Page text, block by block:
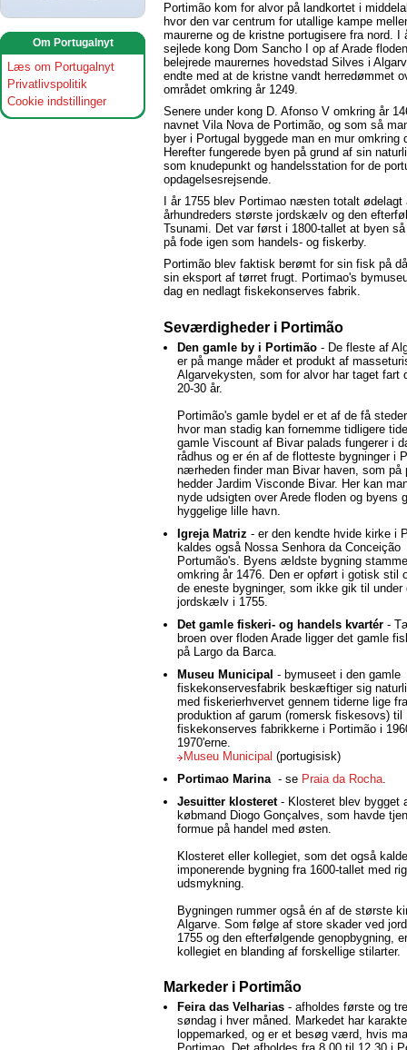
Om Portugalnyt
Læs om Portugalnyt
Privatlivspolitik
Cookie indstillinger
Portimão kom for alvor på landkortet i
hvor den var centrum for utallige kampe
maurerne og de kristne portugisere fra nord. I
sejlede kong Dom Sancho I op af Arade
belejrede maurernes hovedstad Silves i
endte med at de kristne vandt herredømmet
området omkring år 1249.
Senere under kong D. Afonso V omkring år
navnet Vila Nova de Portimão, og som så
byer i Portugal byggede man en mur omkring
Herefter fungerede byen på grund af sin
som knudepunkt og handelsstation for de
opdagelsesrejsende.
I år 1755 blev Portimao næsten totalt ødelagt
århundreders største jordskælv og den
Tsunami. Det var først i 1800-tallet at byen
på fode igen som handels- og fiskerby.
Portimão blev faktisk berømt for sin fisk på
sin eksport af tørret frugt. Portimao's
dag en nedlagt fiskekonserves fabrik.
Seværdigheder i Portimão
Den gamle by i Portimão- De fleste af
er på mange måder et produkt af
Algarvekysten, som for alvor har taget fart
20-30 år.
Portimão's gamle bydel er et af de få
hvor man stadig kan fornemme tidligere
gamle Viscount af Bivar palads fungerer i
rådhus og er én af de flotteste bygninger i
nærheden finder man Bivar haven, som på
hedder Jardim Visconde Bivar. Her kan
nyde udsigten over Arede floden og byens
hyggelige lille havn.
Igreja Matriz - er den kendte hvide kirke i
kaldes også Nossa Senhora da Conceição
Portumão's. Byens ældste bygning
omkring år 1476. Den er opført i gotisk stil
de eneste bygninger, som ikke gik til under
jordskælv i 1755.
Det gamle fiskeri- og handels kvartér -
broen over floden Arade ligger det gamle
på Largo da Barca.
Museu Municipal - bymuseet i den gamle
fiskekonservesfabrik beskæftiger sig
med fiskerierhvervet gennem tiderne lige
produktion af garum (romersk fiskesovs) til
fiskekonserves fabrikkerne i Portimão i
1970'erne.
Museu Municipal (portugisisk)
Portimao Marina- se Praia da Rocha.
Jesuitter klosteret- Klosteret blev bygget
købmand Diogo Gonçalves, som havde
formue på handel med østen.
Klosteret eller kollegiet, som det også
imponerende bygning fra 1600-tallet med
udsmykning.
Bygningen rummer også én af de største
Algarve. Som følge af store skader ved
1755 og den efterfølgende genopbygning,
kollegiet en blanding af forskellige stilarter.
Markeder i Portimão
Feira das Velharias- afholdes første og
søndag i hver måned. Markedet har
loppemarked, og er et besøg værd, hvis